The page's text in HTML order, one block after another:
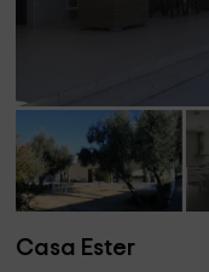
Casa Ester